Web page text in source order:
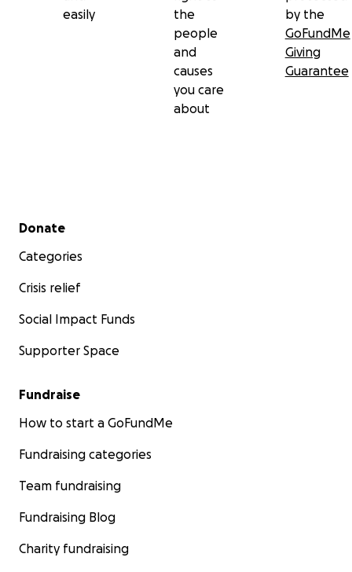
easily
the
people
and
causes
you care
about
by the
GoFundMe
Giving
Guarantee
Secondary menu
Donate
Categories
Crisis relief
Social Impact Funds
Supporter Space
Fundraise
How to start a GoFundMe
Fundraising categories
Team fundraising
Fundraising Blog
Charity fundraising